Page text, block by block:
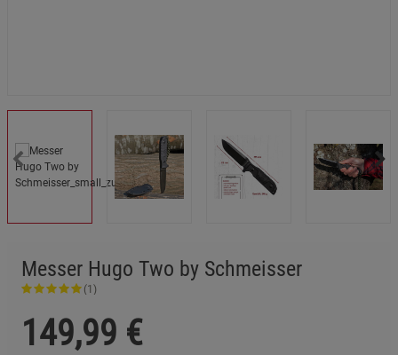
Messer Hugo Two by Schmeisser
(1)
149,99 €